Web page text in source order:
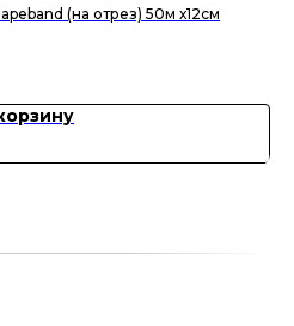
(на отрез) 50м х12см